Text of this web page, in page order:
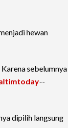
hewan
sebelumnya
--
dipilih langsung